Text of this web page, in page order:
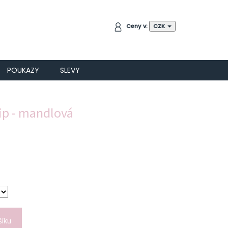
NÁKUPNÍCeny v: CZK
POUKAZY SLEVY
- mandlová